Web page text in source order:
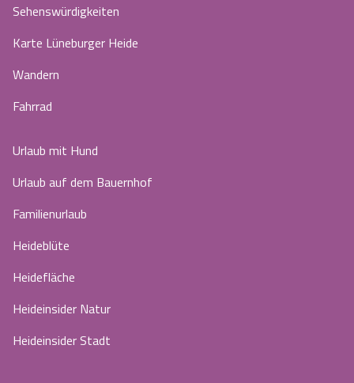
Sehenswürdigkeiten
Karte Lüneburger Heide
Wandern
Fahrrad
Urlaub mit Hund
Urlaub auf dem Bauernhof
Familienurlaub
Heideblüte
Heidefläche
Heideinsider Natur
Heideinsider Stadt